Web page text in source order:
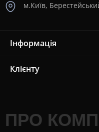
м.Київ,
Інформація
Клієнту
ПРО